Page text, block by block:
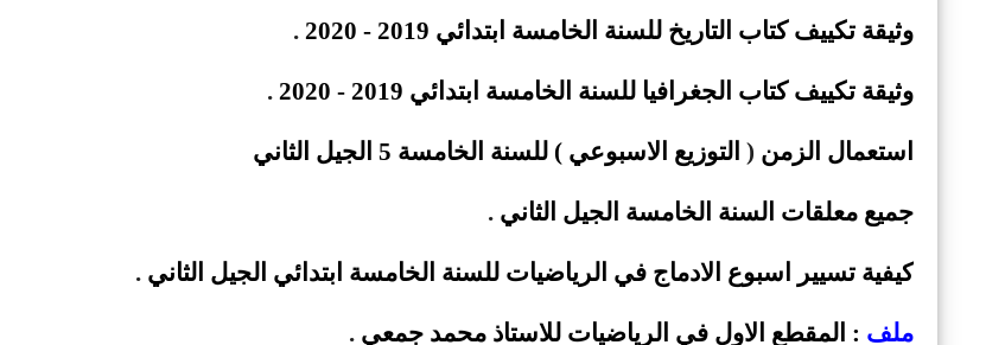
وثيقة تكييف كتاب التاريخ للسنة الخامسة ابتدائي 2019 - 2020 .
وثيقة تكييف كتاب الجغرافيا للسنة الخامسة ابتدائي 2019 - 2020 .
استعمال الزمن ( التوزيع الاسبوعي ) للسنة الخامسة 5 الجيل الثاني
جميع معلقات السنة الخامسة الجيل الثاني .
كيفية تسيير اسبوع الادماج في الرياضيات للسنة الخامسة ابتدائي الجيل الثاني .
ملف : المقطع الاول في الرياضيات للاستاذ محمد جمعي .